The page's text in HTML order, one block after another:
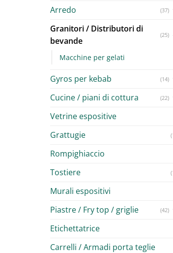
Arredo (37)
Granitori / Distributori di
bevande
(25)
Macchine per gelati
Gyros per kebab (14)
Cucine / piani di cottura (22)
Vetrine espositive
Grattugie
Rompighiaccio
Tostiere
Murali espositivi
Piastre / Fry top / griglie (42)
Etichettatrice
Carrelli / Armadi porta teglie